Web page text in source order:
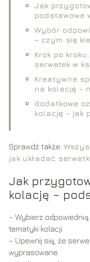
Jak
podstawowe
Wybór
– czym się
Krok po
serwetek w
Kreatywne
na kolację –
dodatkowe
kolację – jak
Sprawdź także:
jak układać
Jak
kolację –
– Wybierz
tematyki kolacji.
– Upewnij się, że
wyprasowane.